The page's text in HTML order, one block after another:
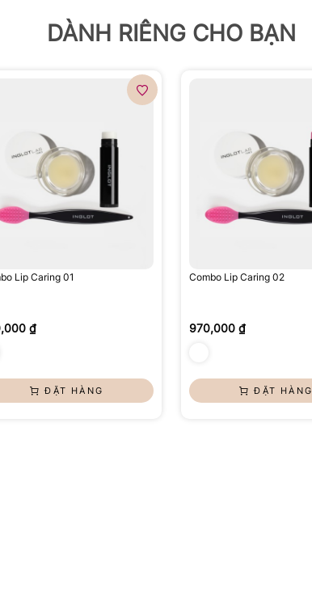
DÀNH RIÊNG CHO BẠN
Lip Caring 01
₫
ĐẶT HÀNG
Combo Lip Caring 02
970,000 ₫
ĐẶT HÀNG